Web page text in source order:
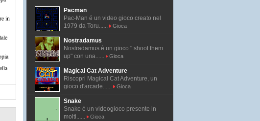
in
Pacman
Pac-Man é un video gioco creato nel
1979 da Toru......
Gioca
Nostradamus
Nostradamus è un gioco " shoot them
up" con una......
Gioca
Magical Cat Adventure
Riscopri Magical Cat Adventure, un
gioco d'arcade......
Gioca
Snake
Snake è un videogioco presente in
molti......
Gioca